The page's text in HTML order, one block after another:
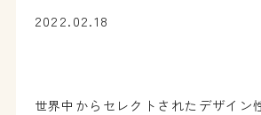
2022.02.18
世界中からセレクトされたデザイン